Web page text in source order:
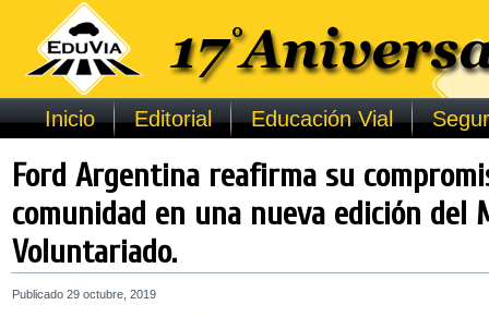
Inicio Editorial Educación Vial
Ford Argentina reafirma su
comunidad en una nueva edición del
Voluntariado.
Publicado 29 octubre, 2019